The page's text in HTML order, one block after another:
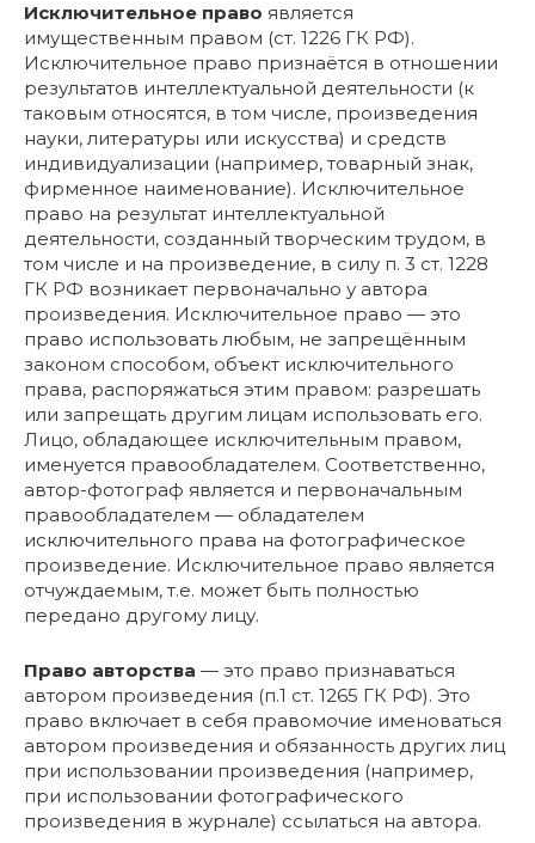
Исключительное право является
имущественным правом (ст. 1226 ГК РФ).
Исключительное право признаётся в отношении
результатов интеллектуальной деятельности (к
таковым относятся, в том числе, произведения
науки, литературы или искусства) и средств
индивидуализации (например, товарный знак,
фирменное наименование). Исключительное
право на результат интеллектуальной
деятельности, созданный творческим трудом, в
том числе и на произведение, в силу п. 3 ст. 1228
ГК РФ возникает первоначально у автора
произведения. Исключительное право — это
право использовать любым, не запрещённым
законом способом, объект исключительного
права, распоряжаться этим правом: разрешать
или запрещать другим лицам использовать его.
Лицо, обладающее исключительным правом,
именуется правообладателем. Соответственно,
автор-фотограф является и первоначальным
правообладателем — обладателем
исключительного права на фотографическое
произведение. Исключительное право является
отчуждаемым, т.е. может быть полностью
передано другому лицу.
Право авторства — это право признаваться
автором произведения (п.1 ст. 1265 ГК РФ). Это
право включает в себя правомочие именоваться
автором произведения и обязанность других лиц
при использовании произведения (например,
при использовании фотографического
произведения в журнале) ссылаться на автора.